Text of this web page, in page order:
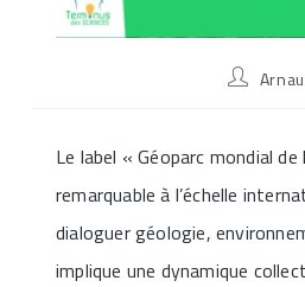
Auteur/
Le label « Géoparc mondial
remarquable à l’échelle
dialoguer géologie,
implique une dynamique